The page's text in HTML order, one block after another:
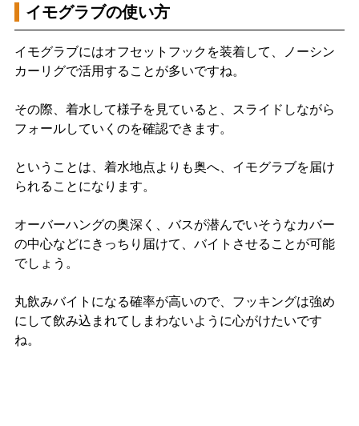
イモグラブの使い方
イモグラブにはオフセットフックを装着して、ノーシン
カーリグで活用することが多いですね。
その際、着水して様子を見ていると、スライドしながら
フォールしていくのを確認できます。
ということは、着水地点よりも奥へ、イモグラブを届け
られることになります。
オーバーハングの奥深く、バスが潜んでいそうなカバー
の中心などにきっちり届けて、バイトさせることが可能
でしょう。
丸飲みバイトになる確率が高いので、フッキングは強め
にして飲み込まれてしまわないように心がけたいです
ね。